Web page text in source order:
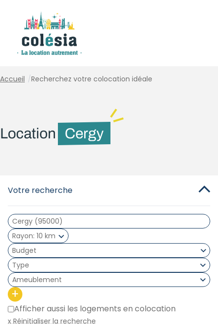
Accueil /Recherchez votre colocation idéale
Location Cergy
Votre recherche
Rayon 10 km
Type
Ameublement
+
Afficher aussi les logements en colocation
x Réinitialiser la recherche